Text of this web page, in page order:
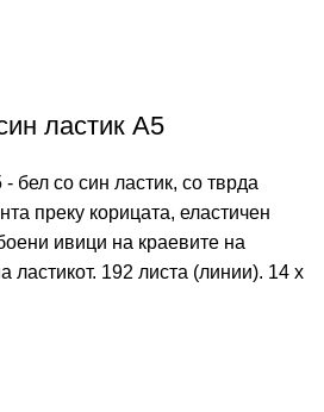
ластик A5
бел со син ластик, со тврда
преку корицата, еластичен
ивици на краевите на
ластикот. 192 листа (линии). 14 х